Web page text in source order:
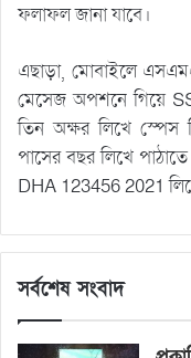
ফলাফল জানা যাবে।
এছাড়া, মোবাইলে
মেসেজ অপশনে গিয়ে
তিন অক্ষর লিখে স্পেস
পাসের বছর লিখে
DHA 123456 2021
সর্বশেষ সংবাদ